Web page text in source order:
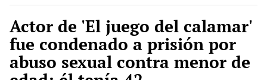
Actor de 'El juego del calamar'
fue condenado a prisión por
abuso sexual contra menor de